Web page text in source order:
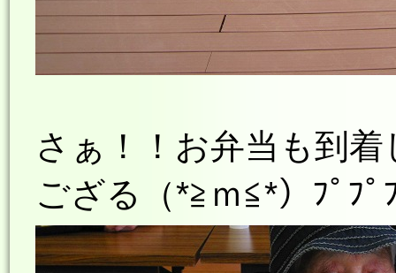
さぁ！！お弁当も到
ござる（*≧ｍ≦*）ﾌﾟﾌﾟ